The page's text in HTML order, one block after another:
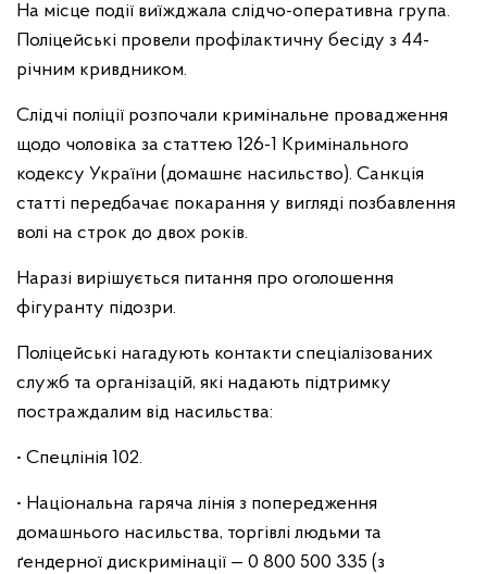
На місце події виїжджала слідчо-оперативна група.
Поліцейські провели профілактичну бесіду з 44-
річним кривдником.
Слідчі поліції розпочали кримінальне провадження
щодо чоловіка за статтею 126-1 Кримінального
кодексу України (домашнє насильство). Санкція
статті передбачає покарання у вигляді позбавлення
волі на строк до двох років.
Наразі вирішується питання про оголошення
фігуранту підозри.
Поліцейські нагадують контакти спеціалізованих
служб та організацій, які надають підтримку
постраждалим від насильства:
• Спецлінія 102.
• Національна гаряча лінія з попередження
домашнього насильства, торгівлі людьми та
ґендерної дискримінації — 0 800 500 335 (з